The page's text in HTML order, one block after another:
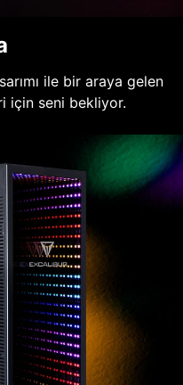
ile bir araya gelen
için seni bekliyor.